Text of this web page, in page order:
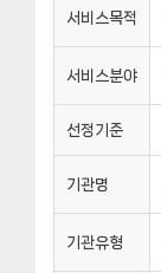
서비스목적
서비스분야
선정기준
기관명
기관유형